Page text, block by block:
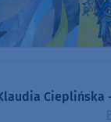
Cieplińska